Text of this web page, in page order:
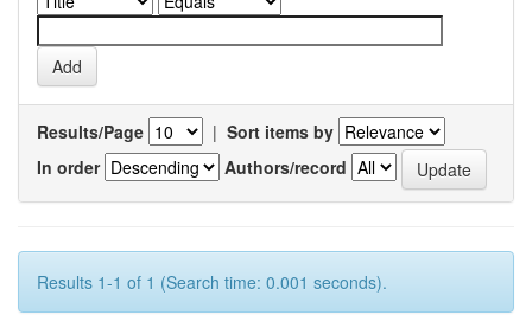
Results/Page | Sort items by
In order
Authors/record
Results 1-1 of 1 (Search time: 0.001 seconds).